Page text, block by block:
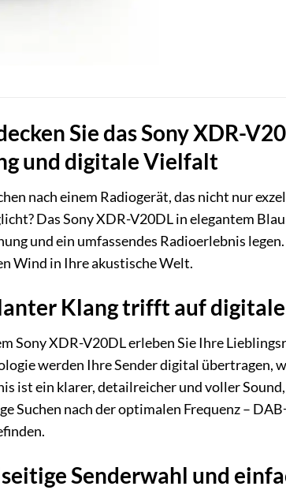
Sie das Sony XDR-
und digitale Vielfalt
nach einem Radiogerät, das nicht nur
Das Sony XDR-V20DL in elegantem
und ein umfassendes Radioerlebnis
Wind in Ihre akustische Welt.
Klang trifft auf
Sony XDR-V20DL erleben Sie Ihre
werden Ihre Sender digital übertragen,
ist ein klarer, detailreicher und voller
Suchen nach der optimalen Frequenz –
Senderwahl und